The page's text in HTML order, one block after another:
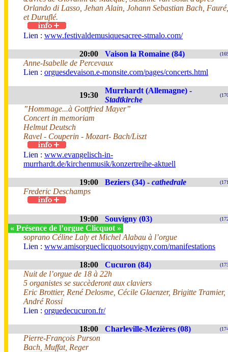
Orlando di Lasso, Jehan Alain, Johann Sebastian Bach, Fauré,
et Duruflé.
Lien : www.festivaldemusiquesacree-stmalo.com/
20:00 Vaison la Romaine (84)
Anne-Isabelle de Percevaux
Lien : orguesdevaison.e-monsite.com/pages/concerts.html
19:30
Murrhardt (Allemagne) -
Stadtkirche
”Hommage...à Gottfried Mayer”
Concert in memoriam
Helmut Deutsch
Ravel - Couperin - Mozart- Bach/Liszt
Lien : www.evangelisch-in-
murrhardt.de/kirchenmusik/konzertreihe-aktuell
19:00 Beziers (34) - cathedrale
Frederic Deschamps
19:00 Souvigny (03)
« Présence de l’orgue Clicquot »
soprano Céline Laly et Michel Alabau à l’orgue
Lien : www.amisorgueclicquotsouvigny.com/manifestations
18:00 Cucuron (84)
Nuit de l’orgue de 18 à 22h
5 organistes se succèderont aux claviers
Eric Brottier, René Delosme, Cécile Glaenzer, Brigitte Tramier,
André Rossi
Lien : orguedecucuron.fr/
18:00 Charleville-Mezières (08)
Pierre-François Purson
Bach, Muffat, Reger